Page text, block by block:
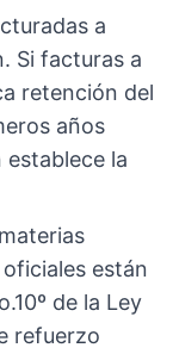
a
Si facturas a
retención del
años
la
están
de la Ley
refuerzo